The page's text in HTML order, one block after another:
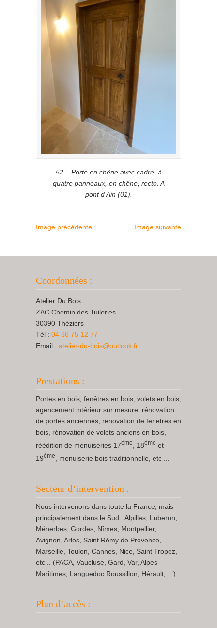
52 – Porte en chêne avec cadre, à
quatre panneaux, en chêne, recto. A
pont d’Ain (01).
Image précédente Image suivante
Coordonnées :
Atelier Du Bois
ZAC Chemin des Tuileries
30390 Théziers
Tél : 04 66 75 12 77
Email : atelier-du-bois@outlook.fr
Prestations :
Portes en bois, fenêtres en bois, volets en bois,
agencement intérieur sur mesure, rénovation
de portes anciennes, rénovation de fenêtres en
bois, rénovation de volets anciens en bois,
réédition de menuiseries 17ème , 18ème et
19ème , menuiserie bois traditionnelle, etc ...
Secteur d’intervention :
Nous intervenons dans toute la France, mais
principalement dans le Sud : Alpilles, Luberon,
Ménerbes, Gordes, Nîmes, Montpellier,
Avignon, Arles, Saint Rémy de Provence,
Marseille, Toulon, Cannes, Nice, Saint Tropez,
etc... (PACA, Vaucluse, Gard, Var, Alpes
Maritimes, Languedoc Roussillon, Hérault, ...)
Plan d’accès :